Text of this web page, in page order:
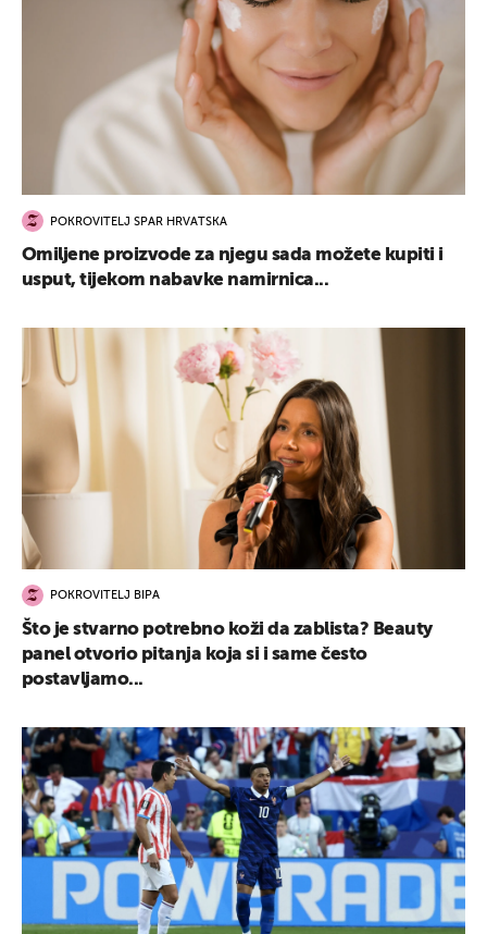
POKROVITELJ SPAR HRVATSKA
Omiljene proizvode za njegu sada možete kupiti i
usput, tijekom nabavke namirnica...
POKROVITELJ BIPA
Što je stvarno potrebno koži da zablista? Beauty
panel otvorio pitanja koja si i same često
postavljamo...